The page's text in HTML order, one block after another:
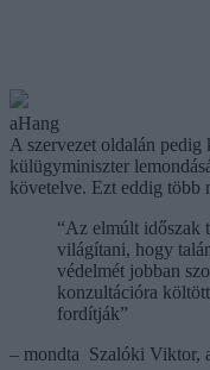
aHang
A szervezet oldalán
külügyminiszter
követelve. Ezt eddig több
“Az elmúlt időszak
világítani, hogy
védelmét jobban
konzultációra
fordítják”
– mondta Szalóki Viktor,